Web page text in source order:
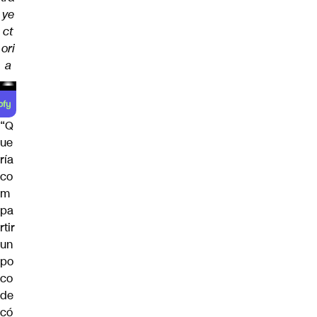
ye
ct
ori
a
“Q
ue
ría
co
m
pa
rtir
un
po
co
de
có